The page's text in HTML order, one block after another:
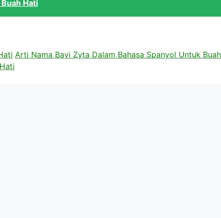
Hati
Arti Nama Bayi Zyta Dalam Bahasa Spanyol Untuk